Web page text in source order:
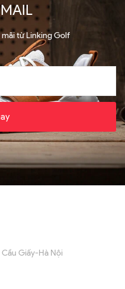
từ Linking Golf
Cầu Giấy-Hà Nội